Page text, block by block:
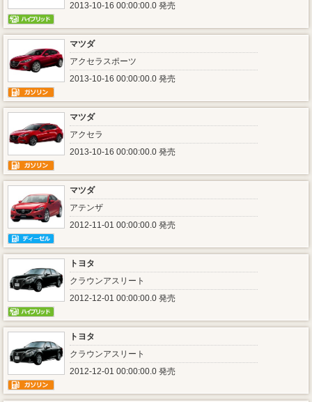
2013-10-16 00:00:00.0 発売
マツダ
アクセラスポーツ
2013-10-16 00:00:00.0 発売
マツダ
アクセラ
2013-10-16 00:00:00.0 発売
マツダ
アテンザ
2012-11-01 00:00:00.0 発売
トヨタ
クラウンアスリート
2012-12-01 00:00:00.0 発売
トヨタ
クラウンアスリート
2012-12-01 00:00:00.0 発売